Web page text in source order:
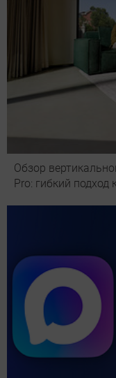
Обзор
Pro: гибкий подход